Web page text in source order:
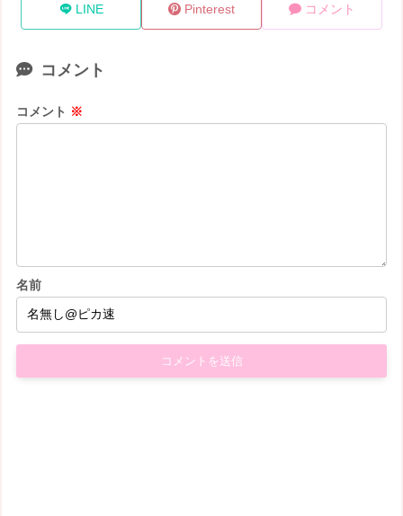
LINE Pinterest コメント
コメント
コメント ※
名前